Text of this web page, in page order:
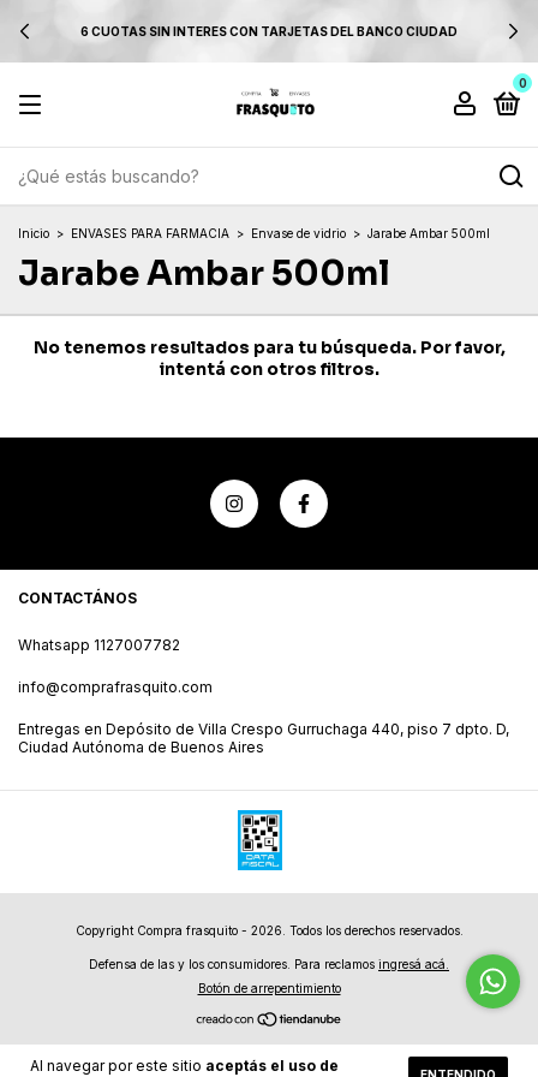
6 CUOTAS SIN INTERES CON TARJETAS DEL BANCO CIUDAD
0
Al navegar por este sitio aceptás el uso de
Inicio > ENVASES PARA FARMACIA > Envase de vidrio > Jarabe Ambar 500ml
Jarabe Ambar 500ml
No tenemos resultados para tu búsqueda. Por favor,
intentá con otros filtros.
CONTACTÁNOS
Whatsapp 1127007782
info@comprafrasquito.com
Entregas en Depósito de Villa Crespo Gurruchaga 440, piso 7 dpto. D,
Ciudad Autónoma de Buenos Aires
Copyright Compra frasquito - 2026. Todos los derechos reservados.
Defensa de las y los consumidores. Para reclamos ingresá acá.
Botón de arrepentimiento